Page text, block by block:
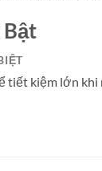
Bật
tiết kiệm lớn khi